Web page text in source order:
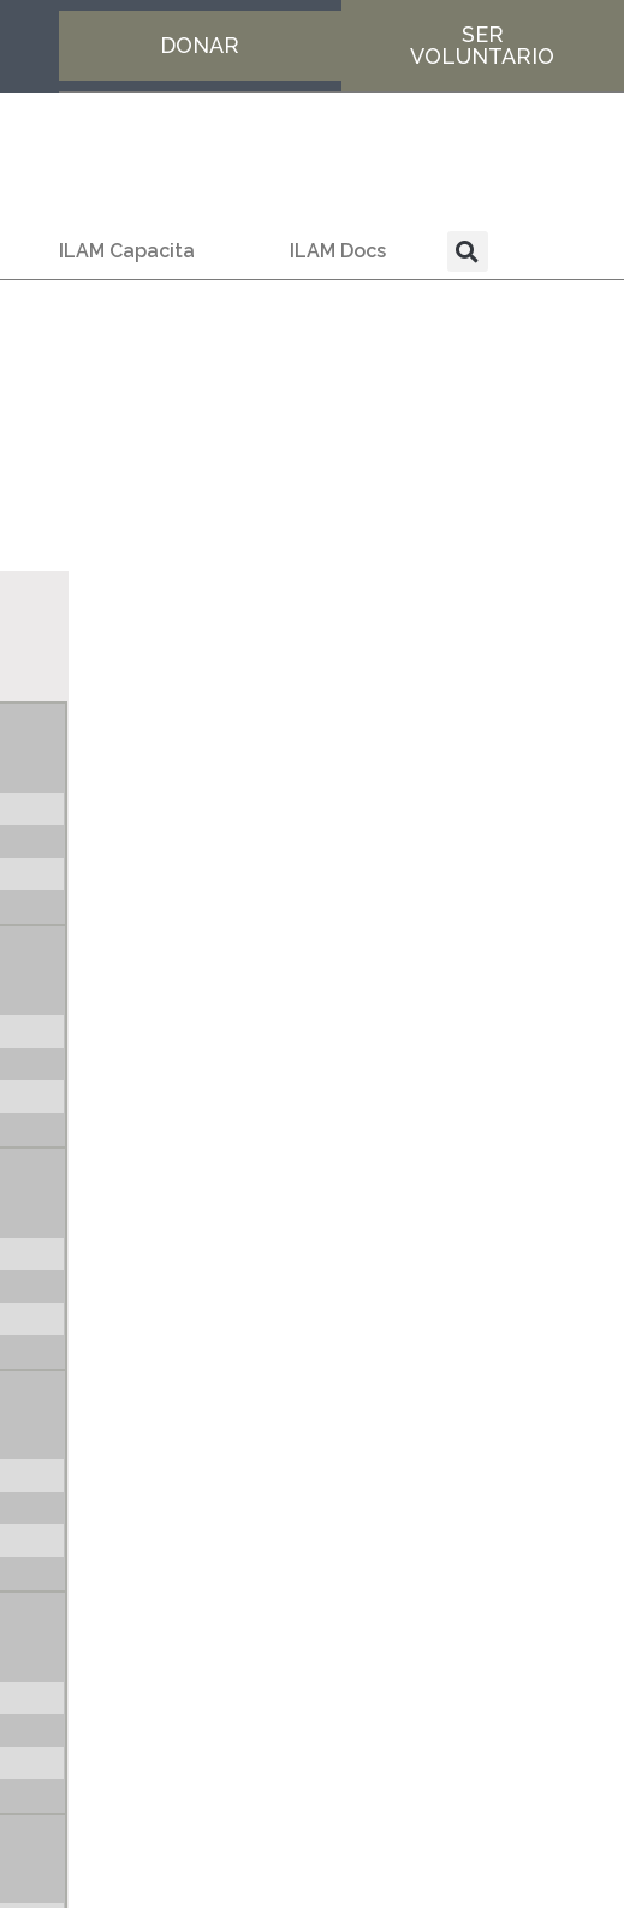
DONAR
SER
VOLUNTARIO
ILAM Capacita ILAM Docs